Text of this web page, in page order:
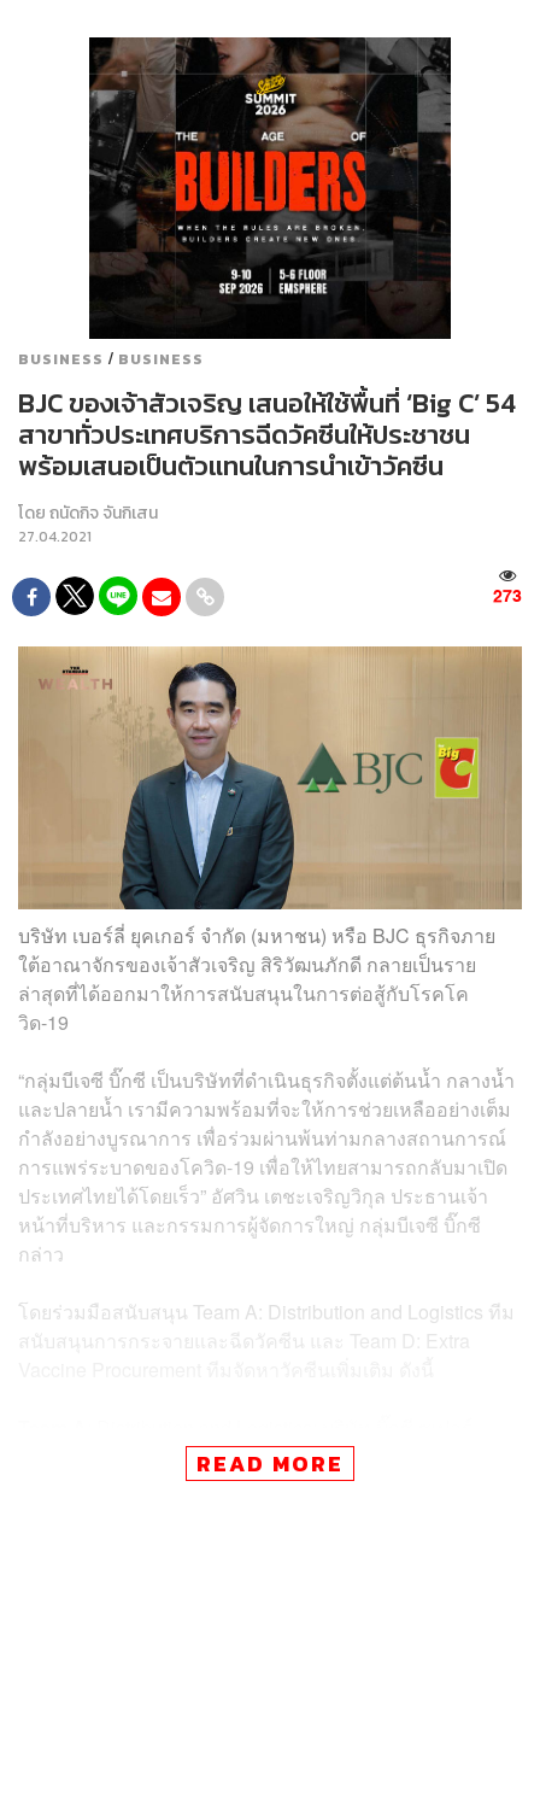
BUSINESS / BUSINESS
BJC ของเจ้าสัวเจริญ เสนอให้ใช้พื้นที่ ‘Big C’ 54
สาขาทั่วประเทศบริการฉีดวัคซีนให้ประชาชน
พร้อมเสนอเป็นตัวแทนในการนำเข้าวัคซีน
โดยถนัดกิจ จันกิเสน
27.04.2021
273
บริษัท เบอร์ลี่ ยุคเกอร์ จำกัด (มหาชน) หรือ BJC ธุรกิจภาย
ใต้อาณาจักรของเจ้าสัวเจริญ สิริวัฒนภักดี กลายเป็นราย
ล่าสุดที่ได้ออกมาให้การสนับสนุนในการต่อสู้กับโรคโค
วิด-19
“กลุ่มบีเจซี บิ๊กซี เป็นบริษัทที่ดำเนินธุรกิจตั้งแต่ต้นน้ำ กลางน้ำ
และปลายน้ำ เรามีความพร้อมที่จะให้การช่วยเหลืออย่างเต็ม
กำลังอย่างบูรณาการ เพื่อร่วมผ่านพ้นท่ามกลางสถานการณ์
การแพร่ระบาดของโควิด-19 เพื่อให้ไทยสามารถกลับมาเปิด
ประเทศไทยได้โดยเร็ว” อัศวิน เตชะเจริญวิกุล ประธานเจ้า
หน้าที่บริหาร และกรรมการผู้จัดการใหญ่ กลุ่มบีเจซี บิ๊กซี
กล่าว
โดยร่วมมือสนับสนุน Team A: Distribution and Logistics ทีม
สนับสนุนการกระจายและฉีดวัคซีน และ Team D: Extra
เซ็นเตอร์ จำกัด (มหาชน) มีรายละเอียดการสนับสนุน
READ MORE